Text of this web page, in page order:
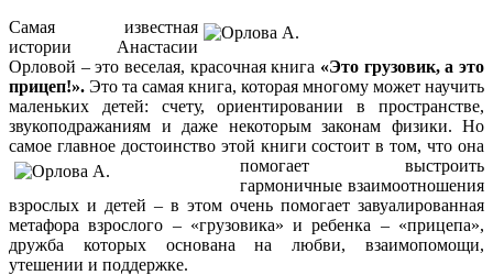
Самая известная
истории Анастасии
Орловой – это веселая, красочная книга «Это грузовик, а это
прицеп!». Это та самая книга, которая многому может научить
маленьких детей: счету, ориентировании в пространстве,
звукоподражаниям и даже некоторым законам физики. Но
самое главное достоинство этой книги состоит в том, что она
помогает выстроить
гармоничные взаимоотношения
взрослых и детей – в этом очень помогает завуалированная
метафора взрослого – «грузовика» и ребенка – «прицепа»,
дружба которых основана на любви, взаимопомощи,
утешении и поддержке.